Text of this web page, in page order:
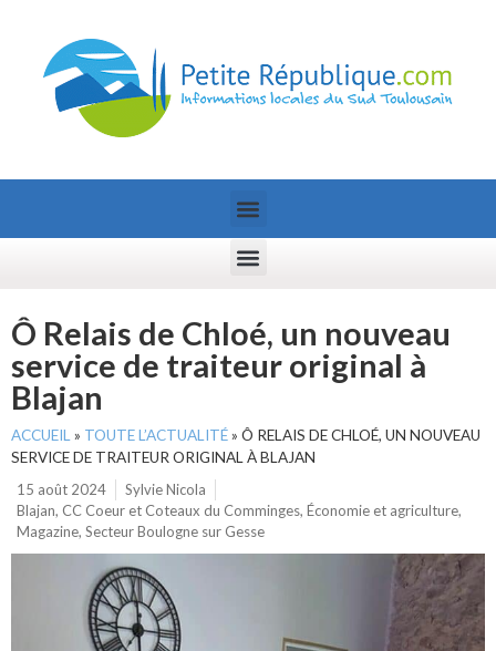
Ô Relais de Chloé, un nouveau
service de traiteur original à
Blajan
ACCUEIL » TOUTE L’ACTUALITÉ» Ô RELAIS DE CHLOÉ, UN NOUVEAU
SERVICE DE TRAITEUR ORIGINAL À BLAJAN
15 août 2024
Sylvie Nicola
Blajan, CC Coeur et Coteaux du Comminges, Économie et agriculture,
Magazine, Secteur Boulogne sur Gesse